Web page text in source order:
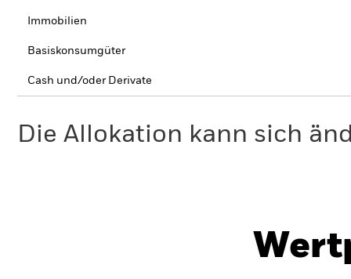
Immobilien
Basiskonsumgüter
Cash und/oder Derivate
Die Allokation kann sich